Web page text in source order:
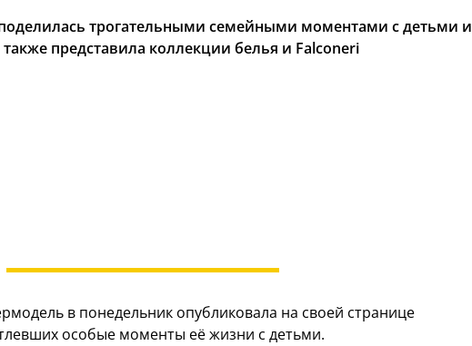
трогательными семейными моментами с детьми и
представила коллекции белья и Falconeri
в понедельник опубликовала на своей странице
особые моменты её жизни с детьми.